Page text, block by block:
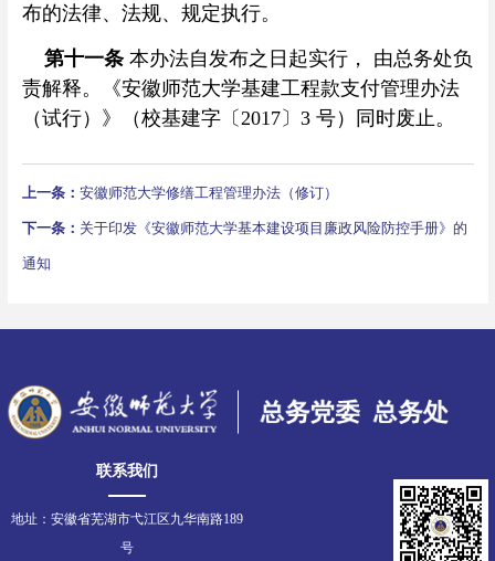
布的法律、法规、规定执行。
第十一条 本办法自发布之日起实行， 由总务处负
责解释。《安徽师范大学基建工程款支付管理办法
（试行）》（校基建字〔2017〕3 号）同时废止。
上一条： 安徽师范大学修缮工程管理办法（修订）
下一条： 关于印发《安徽师范大学基本建设项目廉政风险防控手册》的
通知
联系我们
地址：安徽省芜湖市弋江区九华南路189
号